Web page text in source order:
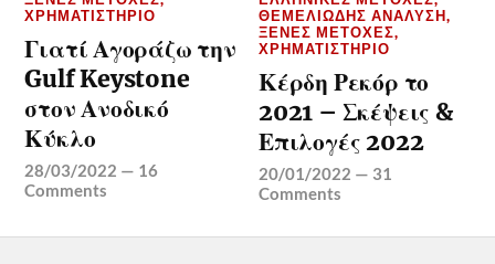
ΧΡΗΜΑΤΙΣΤΉΡΙΟ
Γιατί Αγοράζω την
Gulf Keystone
στον Ανοδικό
Κύκλο
28/03/2022 — 16
Comments
ΘΕΜΕΛΙΏΔΗΣ ΑΝΆΛΥΣΗ,
ΞΈΝΕΣ ΜΕΤΟΧΈΣ,
ΧΡΗΜΑΤΙΣΤΉΡΙΟ
Κέρδη Ρεκόρ το
2021 – Σκέψεις &
Επιλογές 2022
20/01/2022 — 31
Comments